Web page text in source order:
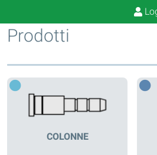
Prodotti
COLONNE